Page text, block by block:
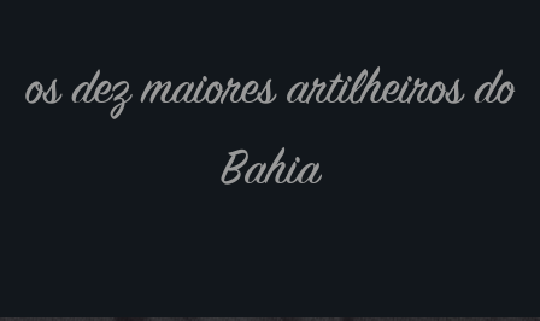
os dez maiores artilheiros do
Bahia